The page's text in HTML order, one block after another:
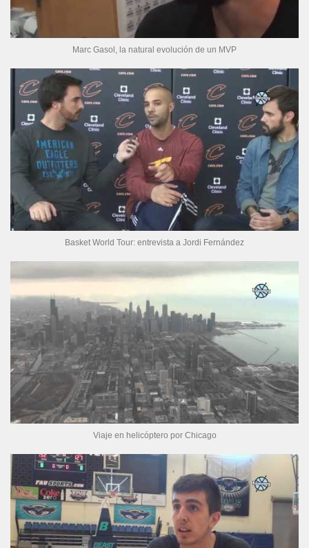
Marc Gasol, la natural evolución de un MVP
Basket World Tour: entrevista a Jordi Fernández
Viaje en helicóptero por Chicago